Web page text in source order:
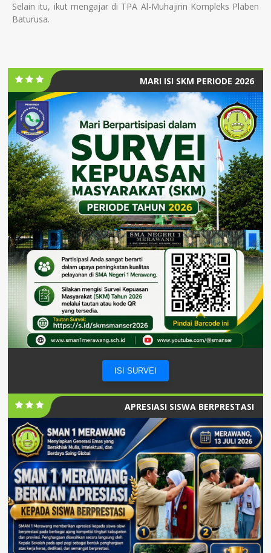
Selain itu, ikut mengajar di TPA Al-Muhajirin Kompleks Plaben
Baturusa.
MARI ISI SKM PERIODE 2026
ISI SURVEI
APRESIASI SISWA BERPRESTASI